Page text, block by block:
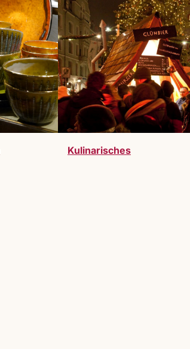
Kulinarisches